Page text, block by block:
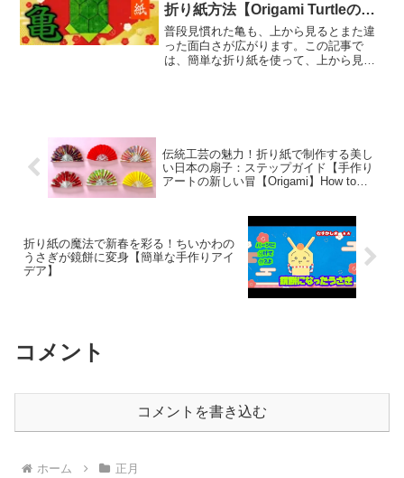
折り紙方法【Origami Turtleの魅
力】
普段見慣れた亀も、上から見るとまた違
った面白さが広がります。この記事で
は、簡単な折り紙を使って、上から見た
伝統工芸の魅力！折り紙で制作する美し
い日本の扇子：ステップガイド【手作り
アートの新しい冒【Origami】How to
折り紙の魔法で新春を彩る！ちいかわの
うさぎが鏡餅に変身【簡単な手作りアイ
デア】
コメント
コメントを書き込む
ホーム 正月